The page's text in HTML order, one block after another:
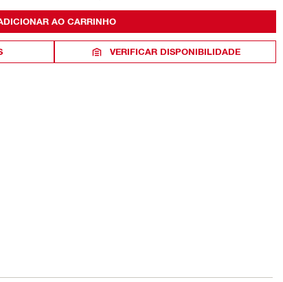
AO CARRINHO
VERIFICAR DISPONIBILIDADE